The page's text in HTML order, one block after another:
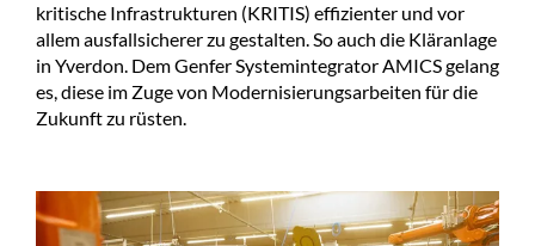
kritische Infrastrukturen (KRITIS) effizienter und vor
allem ausfallsicherer zu gestalten. So auch die Kläranlage
in Yverdon. Dem Genfer Systemintegrator AMICS gelang
es, diese im Zuge von Modernisierungsarbeiten für die
Zukunft zu rüsten.